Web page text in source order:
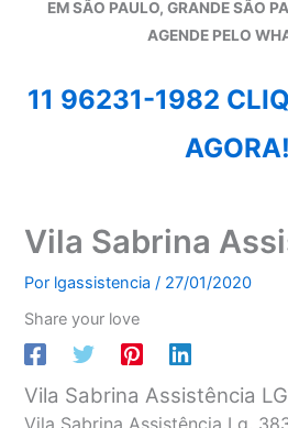
EM SÃO PAULO, GRANDE SÃO
AGENDE PELO
11 96231-1982
Vila Sabrina
Por lgassistencia/ 27/01/2020
Share your love
Vila Sabrina Assistência
Vila Sabrina Assistência Lg,